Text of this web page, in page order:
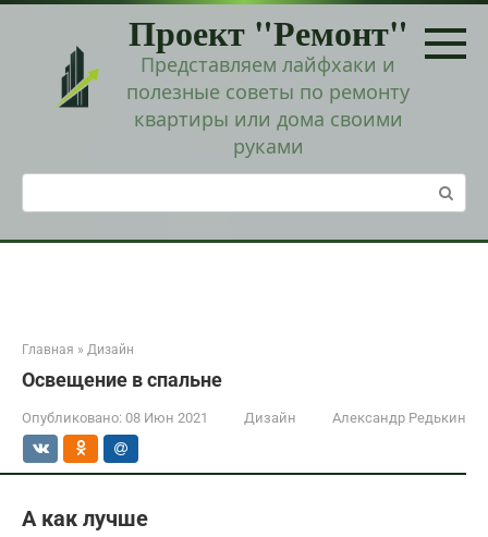
Перейти
Проект "Ремонт"
Представляем лайфхаки и
полезные советы по ремонту
квартиры или дома своими
руками
Поиск:
Главная » Дизайн
Освещение в спальне
Опубликовано: 08 Июн 2021 Дизайн Александр Редькин
А как лучше